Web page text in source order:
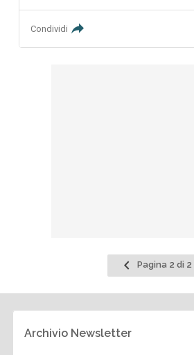
Condividi
Pagina
precedente
Pagina 2 di 2
Archivio Newsletter